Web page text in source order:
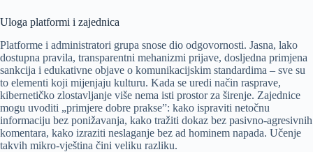
Uloga platformi i zajednica
Platforme i administratori grupa snose dio odgovornosti. Jasna, lako
dostupna pravila, transparentni mehanizmi prijave, dosljedna primjena
sankcija i edukativne objave o komunikacijskim standardima – sve su
to elementi koji mijenjaju kulturu. Kada se uredi način rasprave,
kibernetičko zlostavljanje više nema isti prostor za širenje. Zajednice
mogu uvoditi „primjere dobre prakse”: kako ispraviti netočnu
informaciju bez ponižavanja, kako tražiti dokaz bez pasivno-agresivnih
komentara, kako izraziti neslaganje bez ad hominem napada. Učenje
takvih mikro-vještina čini veliku razliku.